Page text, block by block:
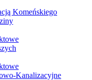
Komeńskiego
Kanalizacyjne